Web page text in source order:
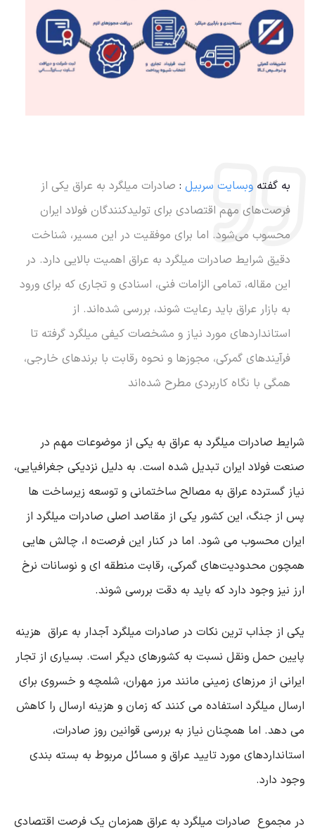
به گفته وبسایت سربیل : صادرات میلگرد به عراق یکی از
فرصت‌های مهم اقتصادی برای تولیدکنندگان فولاد ایران
محسوب می‌شود. اما برای موفقیت در این مسیر، شناخت
دقیق شرایط صادرات میلگرد به عراق اهمیت بالایی دارد. در
این مقاله، تمامی الزامات فنی، اسنادی و تجاری که برای ورود
به بازار عراق باید رعایت شوند، بررسی شده‌اند. از
استانداردهای مورد نیاز و مشخصات کیفی میلگرد گرفته تا
فرآیندهای گمرکی، مجوزها و نحوه رقابت با برندهای خارجی،
همگی با نگاه کاربردی مطرح شده‌اند
شرایط صادرات میلگرد به عراق به یکی از موضوعات مهم در
صنعت فولاد ایران تبدیل شده است. به دلیل نزدیکی جغرافیایی،
نیاز گسترده عراق به مصالح ساختمانی و توسعه زیرساخت‌ ها
پس از جنگ، این کشور یکی از مقاصد اصلی صادرات میلگرد از
ایران محسوب می ‌شود. اما در کنار این فرصت‌ه ا، چالش ‌هایی
همچون محدودیت‌های گمرکی، رقابت منطقه ‌ای و نوسانات نرخ
ارز نیز وجود دارد که باید به دقت بررسی شوند.
یکی از جذاب ‌ترین نکات در صادرات میلگرد آجدار به عراق هزینه
پایین حمل ‌ونقل نسبت به کشورهای دیگر است. بسیاری از تجار
ایرانی از مرزهای زمینی مانند مرز مهران، شلمچه و خسروی برای
ارسال میلگرد استفاده می‌ کنند که زمان و هزینه ارسال را کاهش
می ‌دهد. اما همچنان نیاز به بررسی قوانین روز صادرات،
استانداردهای مورد تایید عراق و مسائل مربوط به بسته ‌بندی
وجود دارد.
در مجموع صادرات میلگرد به عراق همزمان یک فرصت اقتصادی